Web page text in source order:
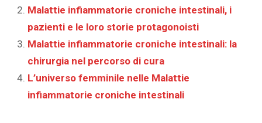
Malattie infiammatorie croniche intestinali, i
pazienti e le loro storie protagonoisti
Malattie infiammatorie croniche intestinali: la
chirurgia nel percorso di cura
L’universo femminile nelle Malattie
infiammatorie croniche intestinali